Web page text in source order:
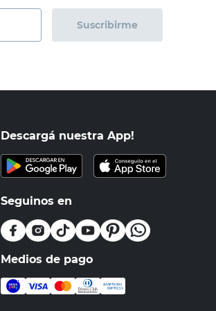
Suscribirme
Descargá nuestra App!
Seguinos en
Medios de pago